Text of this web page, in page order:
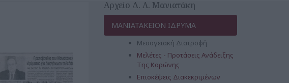
Αρχείο Δ. Λ. Μανιατάκη
ΜΑΝΙΑΤΑΚΕΙΟΝ ΙΔΡΥΜΑ
Μεσογειακή Διατροφή
Μελέτες - Προτάσεις Ανάδειξης
Της Κορώνης
Επισκέψεις Διακεκριμένων